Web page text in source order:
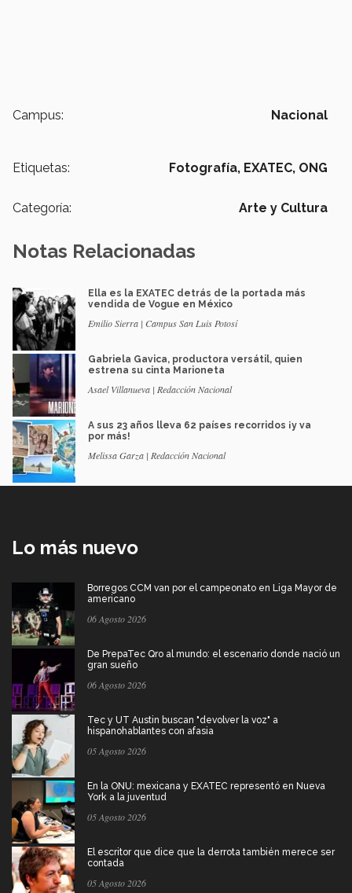
Campus: Nacional
Etiquetas: Fotografía, EXATEC, ONG
Categoría: Arte y Cultura
Notas Relacionadas
Ella es la EXATEC detrás de la portada más
vendida de Vogue en México
Emilio Sierra | Campus San Luis Potosí
Gabriela Gavica, productora versátil, quien
estrena su cinta Marioneta
Asael Villanueva | Redacción Nacional
A sus 23 años lleva 62 países recorridos ¡y va
por más!
Melissa Garza | Redacción Nacional
Lo más nuevo
Borregos CCM van por el campeonato en Liga Mayor de
americano
06 Agosto 2026
De PrepaTec Qro al mundo: el escenario donde nació un
gran sueño
06 Agosto 2026
Tec y UT Austin buscan "devolver la voz" a
hispanohablantes con afasia
05 Agosto 2026
En la ONU: mexicana y EXATEC representó en Nueva
York a la juventud
05 Agosto 2026
El escritor que dice que la derrota también merece ser
contada
05 Agosto 2026